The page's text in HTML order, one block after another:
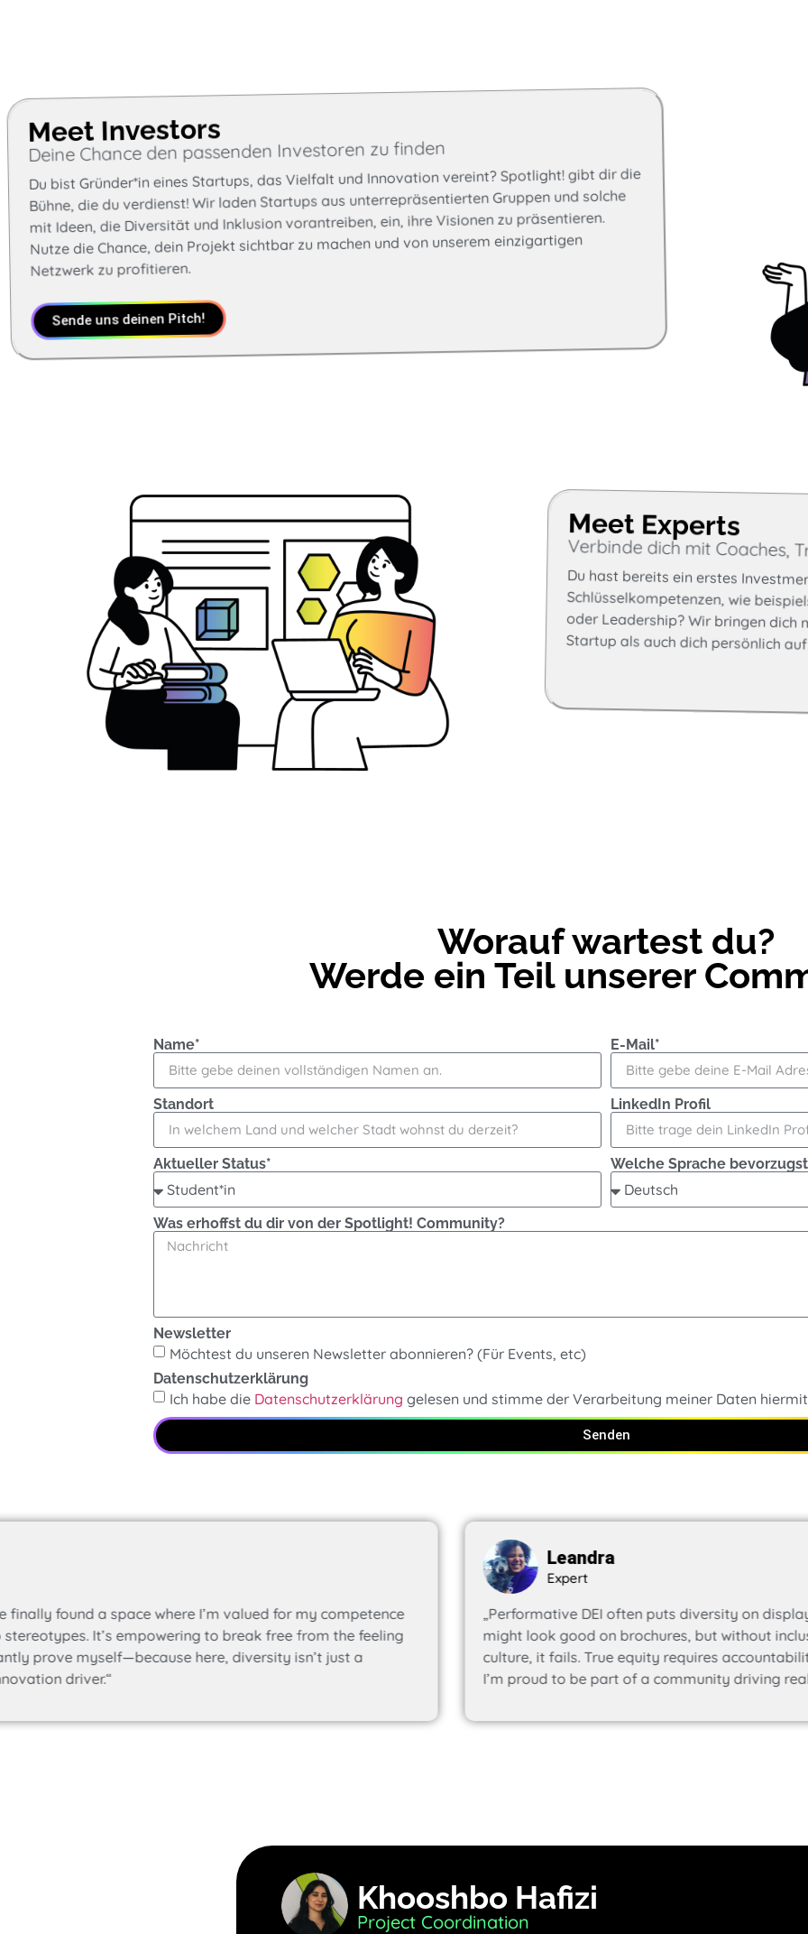
Meet Investors
Deine Chance den passenden Investoren zu finden
Du bist Gründer*in eines Startups, das Vielfalt und Innovation vereint? Spotlight! gibt dir die
Bühne, die du verdienst! Wir laden Startups aus unterrepräsentierten Gruppen und solche
mit Ideen, die Diversität und Inklusion vorantreiben, ein, ihre Visionen zu präsentieren.
Nutze die Chance, dein Projekt sichtbar zu machen und von unserem einzigartigen
Netzwerk zu profitieren.
Sende uns deinen Pitch!
Meet Experts
Verbinde dich mit Coaches,
Du hast bereits ein erstes
Schlüsselkompetenzen, wie
oder Leadership? Wir bringen dich
Startup als auch dich persönlich
Worauf wartest du?
Werde ein Teil unserer
Name* E-Mail*
Standort LinkedIn Profil
Aktueller Status* Welche Sprache
Was erhoffst du dir von der Spotlight! Community?
Newsletter
Möchtest du unseren Newsletter abonnieren? (Für Events, etc)
Datenschutzerklärung
Ich habe die Datenschutzerklärung gelesen und stimme der Verarbeitung meiner Daten
Senden
found a space where I’m valued for my competence
It’s empowering to break free from the feeling
myself—because here, diversity isn’t just a
driver.“
Leandra
Expert
„Performative DEI often puts diversity on display
might look good on brochures, but without inclusive
culture, it fails. True equity requires accountability at
I’m proud to be part of a community driving real
Khooshbo Hafizi
Project Coordination